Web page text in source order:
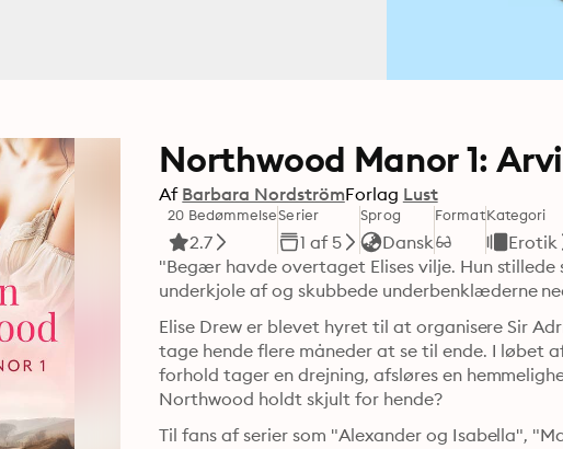
Northwood Manor 1:
Af Barbara NordströmForlag Lust
20 Bedømmelse
2.7
Serier
1 af 5
Sprog
Dansk
FormatKategori
Erotik
"Begær havde overtaget Elises vilje. Hun
underkjole af og skubbede underbenklæderne
Elise Drew er blevet hyret til at organisere Sir
tage hende flere måneder at se til ende. I løbet
forhold tager en drejning, afsløres en
Northwood holdt skjult for hende?
Til fans af serier som "Alexander og Isabella",